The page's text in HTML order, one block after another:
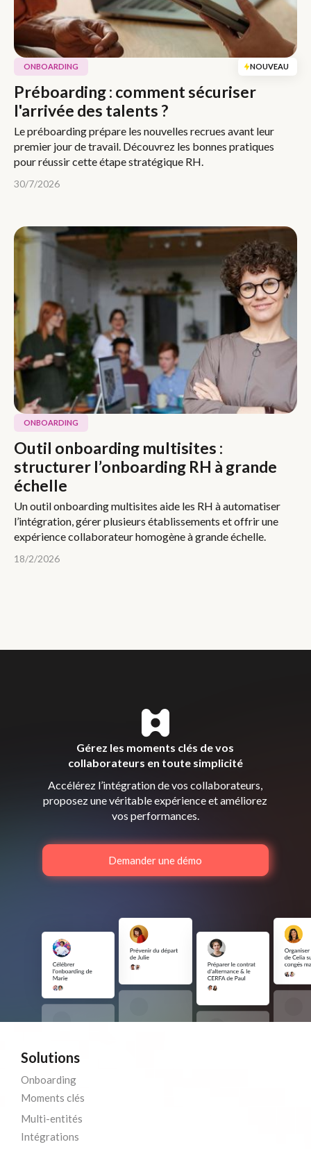
ONBOARDING NOUVEAU
Préboarding : comment sécuriser
l'arrivée des talents ?
Le préboarding prépare les nouvelles recrues avant leur
premier jour de travail. Découvrez les bonnes pratiques
pour réussir cette étape stratégique RH.
30/7/2026
ONBOARDING
Outil onboarding multisites :
structurer l’onboarding RH à grande
échelle
Un outil onboarding multisites aide les RH à automatiser
l’intégration, gérer plusieurs établissements et offrir une
expérience collaborateur homogène à grande échelle.
18/2/2026
Gérez les moments clés de vos
collaborateurs en toute simplicité
Accélérez l’intégration de vos collaborateurs,
proposez une véritable expérience et améliorez
vos performances.
Demander une démo
Solutions
Onboarding
Moments clés
Multi-entités
Intégrations